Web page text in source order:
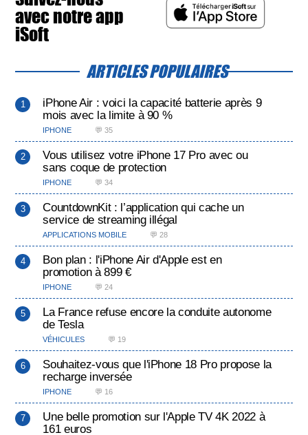
avec notre app
iSoft
ARTICLES POPULAIRES
iPhone Air : voici la capacité batterie après 9
mois avec la limite à 90 %
IPHONE 💬 35
Vous utilisez votre iPhone 17 Pro avec ou
sans coque de protection
IPHONE 💬 34
CountdownKit : l’application qui cache un
service de streaming illégal
APPLICATIONS MOBILE 💬 28
Bon plan : l'iPhone Air d'Apple est en
promotion à 899 €
IPHONE 💬 24
La France refuse encore la conduite autonome
de Tesla
VÉHICULES 💬 19
Souhaitez-vous que l'iPhone 18 Pro propose la
recharge inversée
IPHONE 💬 16
Une belle promotion sur l'Apple TV 4K 2022 à
161 euros